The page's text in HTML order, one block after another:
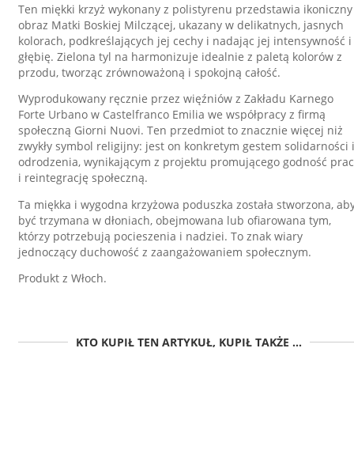
Ten miękki krzyż wykonany z polistyrenu przedstawia ikoniczny
obraz Matki Boskiej Milczącej, ukazany w delikatnych, jasnych
kolorach, podkreślających jej cechy i nadając jej intensywność i
głębię. Zielona tyl na harmonizuje idealnie z paletą kolorów z
przodu, tworząc zrównoważoną i spokojną całość.
Wyprodukowany ręcznie przez więźniów z Zakładu Karnego
Forte Urbano w Castelfranco Emilia we współpracy z firmą
społeczną Giorni Nuovi. Ten przedmiot to znacznie więcej niż
zwykły symbol religijny: jest on konkretym gestem solidarności i
odrodzenia, wynikającym z projektu promującego godność
i reintegrację społeczną.
Ta miękka i wygodna krzyżowa poduszka została stworzona,
być trzymana w dłoniach, obejmowana lub ofiarowana tym,
którzy potrzebują pocieszenia i nadziei. To znak wiary
jednoczący duchowość z zaangażowaniem społecznym.
Produkt z Włoch.
KTO KUPIŁ TEN ARTYKUŁ, KUPIŁ TAKŻE ...